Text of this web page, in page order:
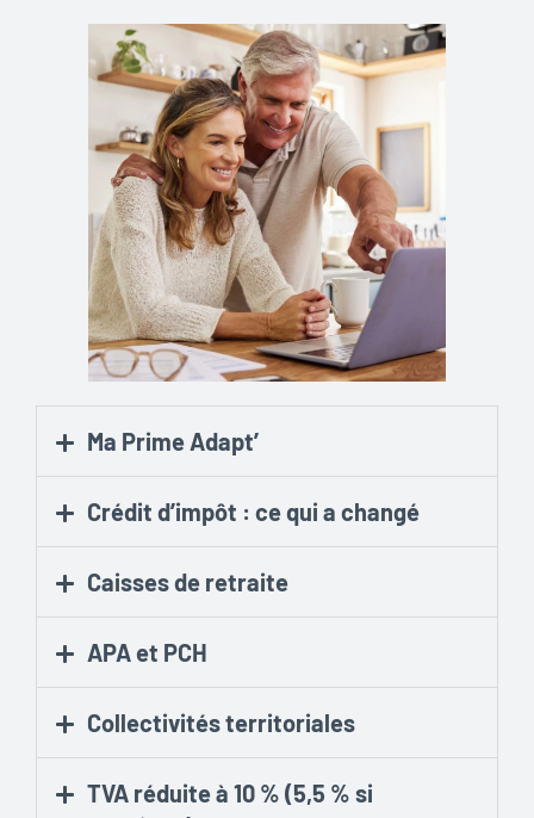
Ma Prime Adapt’
Crédit d’impôt : ce qui a changé
Caisses de retraite
APA et PCH
Collectivités territoriales
TVA réduite à 10 % (5,5 % si